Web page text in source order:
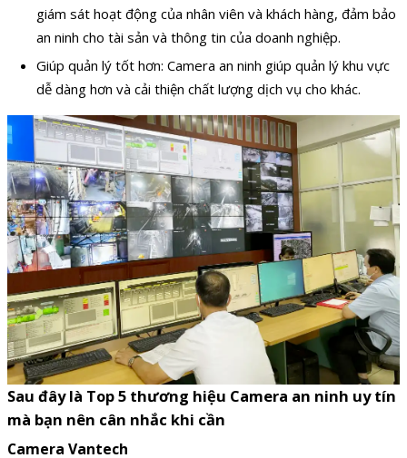
giám sát hoạt động của nhân viên và khách hàng, đảm bảo
an ninh cho tài sản và thông tin của doanh nghiệp.
Giúp quản lý tốt hơn: Camera an ninh giúp quản lý khu vực
dễ dàng hơn và cải thiện chất lượng dịch vụ cho khác.
Sau đây là Top 5 thương hiệu Camera an ninh uy tín
mà bạn nên cân nhắc khi cần
Camera Vantech